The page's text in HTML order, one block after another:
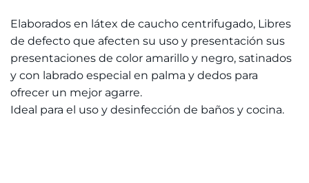
Elaborados en látex de caucho centrifugado, Libres
de defecto que afecten su uso y presentación sus
presentaciones de color amarillo y negro, satinados
y con labrado especial en palma y dedos para
ofrecer un mejor agarre.
Ideal para el uso y desinfección de baños y cocina.